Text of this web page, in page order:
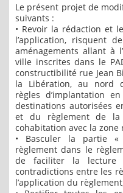
Le présent projet de
suivants :
• Revoir la rédaction et
l’application, risquent
aménagements allant à
ville inscrites dans le
constructibilité rue Jean
la Libération, au nord
règles d’implantation
destinations autorisées
et du règlement de la
cohabitation avec la
• Basculer la partie «
règlement dans le
de faciliter la lecture
contradictions entre les
l’application du